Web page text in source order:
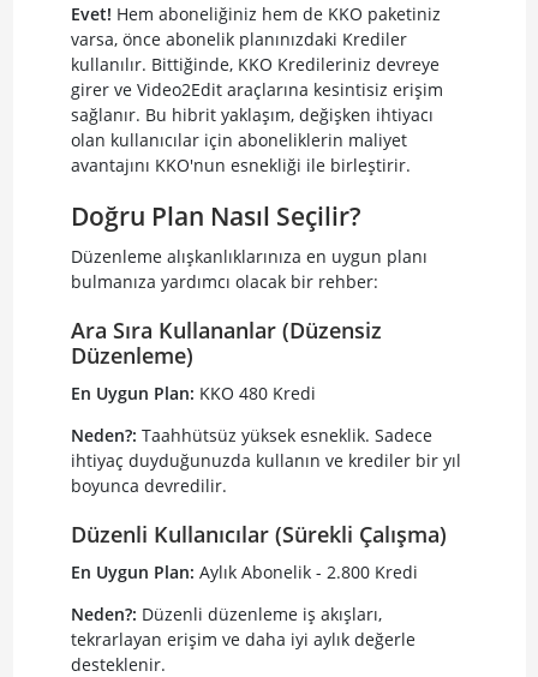
Evet! Hem aboneliğiniz hem de KKO paketiniz
varsa, önce abonelik planınızdaki Krediler
kullanılır. Bittiğinde, KKO Kredileriniz devreye
girer ve Video2Edit araçlarına kesintisiz erişim
sağlanır. Bu hibrit yaklaşım, değişken ihtiyacı
olan kullanıcılar için aboneliklerin maliyet
avantajını KKO'nun esnekliği ile birleştirir.
Doğru Plan Nasıl Seçilir?
Düzenleme alışkanlıklarınıza en uygun planı
bulmanıza yardımcı olacak bir rehber:
Ara Sıra Kullananlar (Düzensiz
Düzenleme)
En Uygun Plan: KKO 480 Kredi
Neden?: Taahhütsüz yüksek esneklik. Sadece
ihtiyaç duyduğunuzda kullanın ve krediler bir yıl
boyunca devredilir.
Düzenli Kullanıcılar (Sürekli Çalışma)
En Uygun Plan: Aylık Abonelik - 2.800 Kredi
Neden?: Düzenli düzenleme iş akışları,
tekrarlayan erişim ve daha iyi aylık değerle
desteklenir.